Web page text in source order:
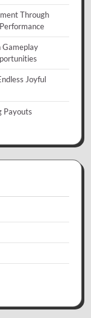
Through
Gameplay
Joyful
Payouts